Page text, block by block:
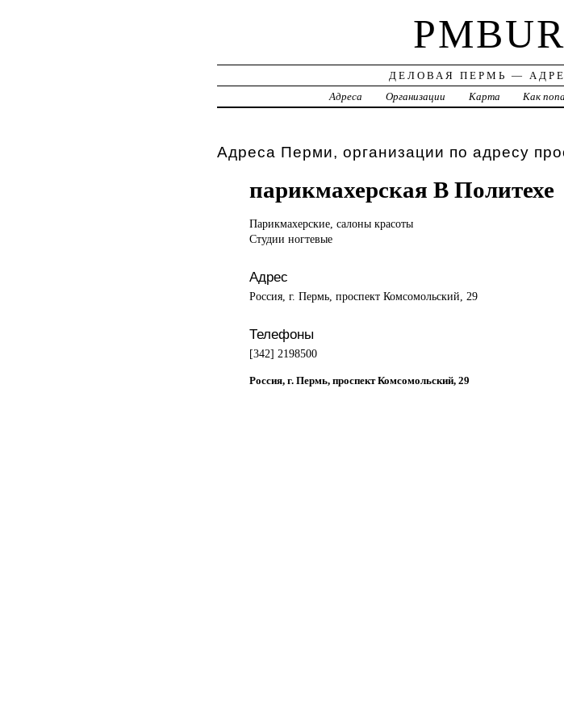
ДЕЛОВАЯ ПЕРМЬ —
Адреса
Организации Карта Как
Адреса Перми, организации по адресу
парикмахерская В Политехе
Парикмахерские, салоны красоты
Студии ногтевые
Адрес
Россия, г. Пермь, проспект Комсомольский, 29
Телефоны
[342] 2198500
Россия, г. Пермь, проспект Комсомольский, 29